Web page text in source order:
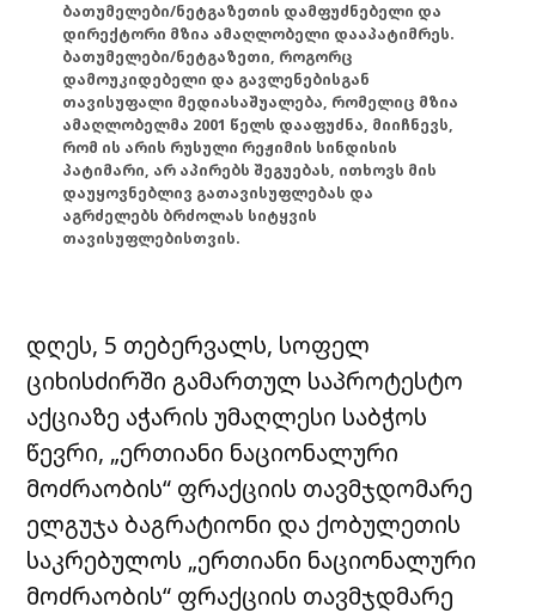
ბათუმელები/ნეტგაზეთის დამფუძნებელი და
დირექტორი მზია ამაღლობელი დააპატიმრეს.
ბათუმელები/ნეტგაზეთი, როგორც
დამოუკიდებელი და გავლენებისგან
თავისუფალი მედიასაშუალება, რომელიც მზია
ამაღლობელმა 2001 წელს დააფუძნა, მიიჩნევს,
რომ ის არის რუსული რეჟიმის სინდისის
პატიმარი, არ აპირებს შეგუებას, ითხოვს მის
დაუყოვნებლივ გათავისუფლებას და
აგრძელებს ბრძოლას სიტყვის
თავისუფლებისთვის.
დღეს, 5 თებერვალს, სოფელ
ციხისძირში გამართულ საპროტესტო
აქციაზე აჭარის უმაღლესი საბჭოს
წევრი, „ერთიანი ნაციონალური
მოძრაობის“ ფრაქციის თავმჯდომარე
ელგუჯა ბაგრატიონი და ქობულეთის
საკრებულოს „ერთიანი ნაციონალური
მოძრაობის“ ფრაქციის თავმჯდმარე